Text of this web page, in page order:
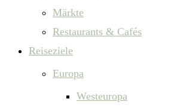
Märkte
Restaurants & Cafés
Reiseziele
Europa
Westeuropa